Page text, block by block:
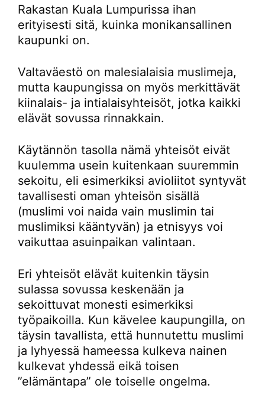
Rakastan Kuala Lumpurissa ihan
erityisesti sitä, kuinka monikansallinen
kaupunki on.
Valtaväestö on malesialaisia muslimeja,
mutta kaupungissa on myös merkittävät
kiinalais- ja intialaisyhteisöt, jotka kaikki
elävät sovussa rinnakkain.
Käytännön tasolla nämä yhteisöt eivät
kuulemma usein kuitenkaan suuremmin
sekoitu, eli esimerkiksi avioliitot syntyvät
tavallisesti oman yhteisön sisällä
(muslimi voi naida vain muslimin tai
muslimiksi kääntyvän) ja etnisyys voi
vaikuttaa asuinpaikan valintaan.
Eri yhteisöt elävät kuitenkin täysin
sulassa sovussa keskenään ja
sekoittuvat monesti esimerkiksi
työpaikoilla. Kun kävelee kaupungilla, on
täysin tavallista, että hunnutettu muslimi
ja lyhyessä hameessa kulkeva nainen
kulkevat yhdessä eikä toisen
”elämäntapa” ole toiselle ongelma.